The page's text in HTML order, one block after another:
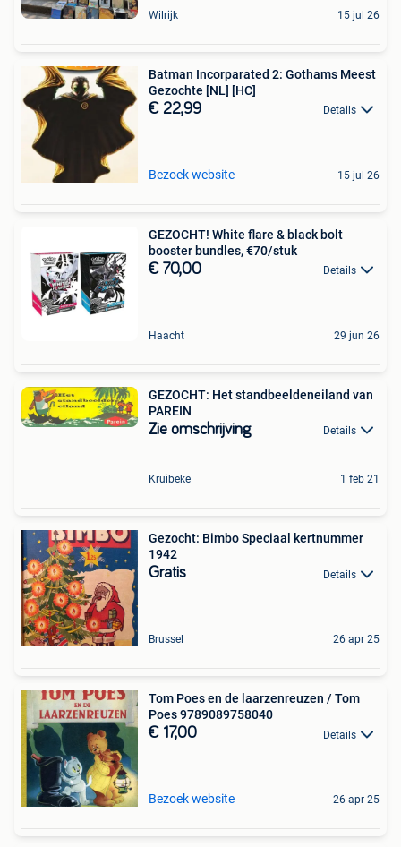
Wilrijk 15 jul 26
Batman Incorparated 2: Gothams Meest
Gezochte [NL] [HC]
€ 22,99 Details
Bezoek website 15 jul 26
GEZOCHT! White flare & black bolt
booster bundles, €70/stuk
€ 70,00 Details
Haacht 29 jun 26
GEZOCHT: Het standbeeldeneiland van
PAREIN
Zie omschrijving Details
Kruibeke 1 feb 21
Gezocht: Bimbo Speciaal kertnummer
1942
Gratis Details
Brussel 26 apr 25
Tom Poes en de laarzenreuzen / Tom
Poes 9789089758040
€ 17,00 Details
Bezoek website 26 apr 25